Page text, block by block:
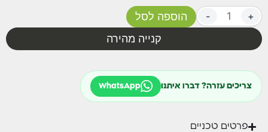
- +
הוספה לסל
קנייה מהירה
צריכים עזרה? דברו איתנו WhatsApp
פרטים טכניים